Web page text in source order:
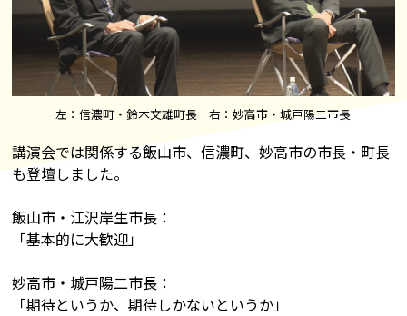
左：信濃町・鈴木文雄町長 右：妙高市・城戸陽二市長
講演会では関係する飯山市、信濃町、妙高市の市長・町長
も登壇しました。
飯山市・江沢岸生市長：
「基本的に大歓迎」
妙高市・城戸陽二市長：
「期待というか、期待しかないというか」